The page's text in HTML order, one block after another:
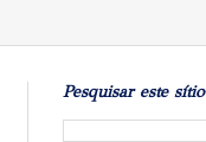
Pesquisar este sítio